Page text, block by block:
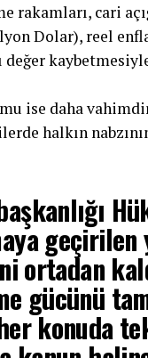
rakamları, cari
Dolar), reel
değer
ise daha
halkın
geçirilen
ortadan
gücünü
konuda